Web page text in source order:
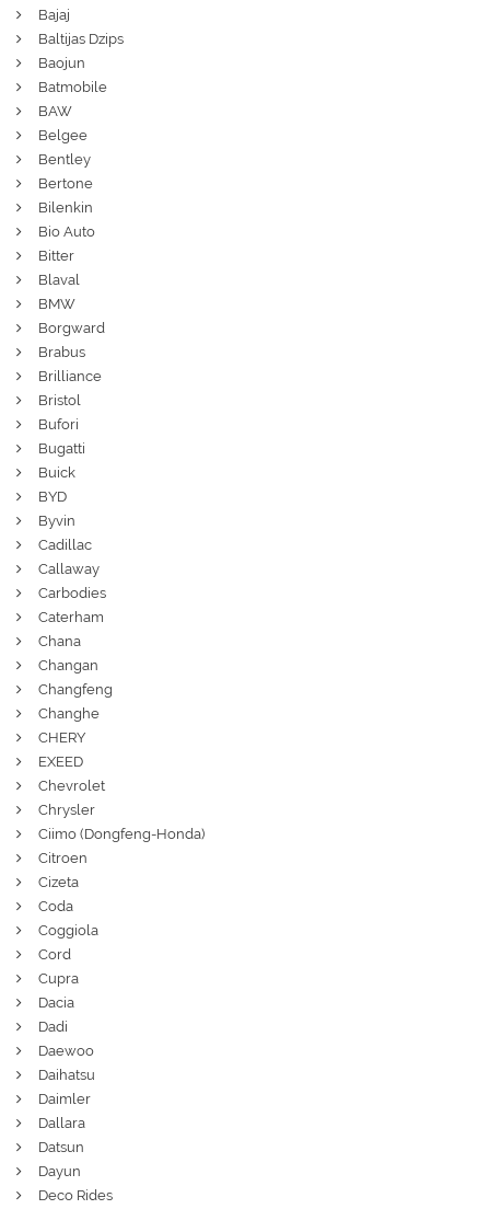
Bajaj
Baltijas Dzips
Baojun
Batmobile
BAW
Belgee
Bentley
Bertone
Bilenkin
Bio Auto
Bitter
Blaval
BMW
Borgward
Brabus
Brilliance
Bristol
Bufori
Bugatti
Buick
BYD
Byvin
Cadillac
Callaway
Carbodies
Caterham
Chana
Changan
Changfeng
Changhe
CHERY
EXEED
Chevrolet
Chrysler
Ciimo (Dongfeng-Honda)
Citroen
Cizeta
Coda
Coggiola
Cord
Cupra
Dacia
Dadi
Daewoo
Daihatsu
Daimler
Dallara
Datsun
Dayun
Deco Rides